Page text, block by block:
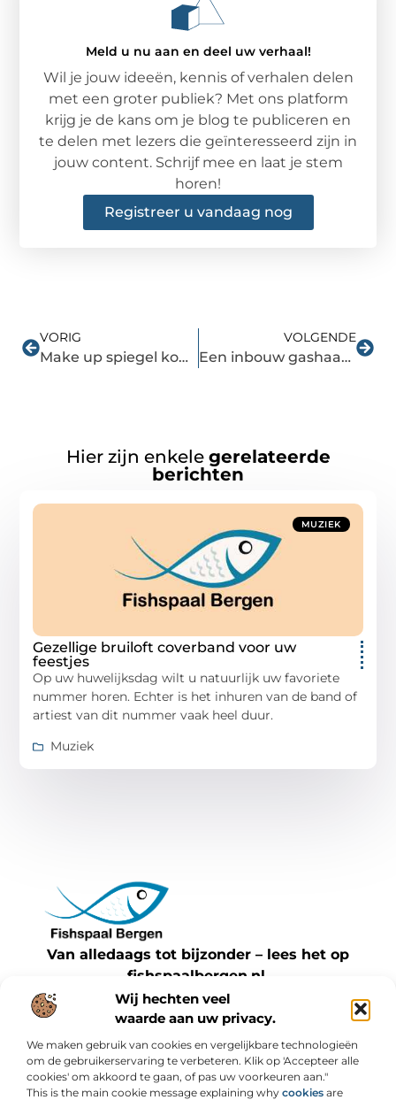
Wij hechten veel
waarde aan uw privacy.
We maken gebruik van cookies en vergelijkbare technologieën
om de gebruikerservaring te verbeteren. Klik op 'Accepteer alle
cookies' om akkoord te gaan, of pas uw voorkeuren aan."
This is the main cookie message explaining why cookies are
Meld u nu aan en deel uw verhaal!
Wil je jouw ideeën, kennis of verhalen delen
met een groter publiek? Met ons platform
krijg je de kans om je blog te publiceren en
te delen met lezers die geïnteresseerd zijn in
jouw content. Schrijf mee en laat je stem
horen!
Registreer u vandaag nog
VORIG
Make up spiegel kopen? Kijk dan hiernaar
VOLGENDE
Een inbouw gashaard of een houthaard?
Hier zijn enkele gerelateerde
berichten
MUZIEK
Gezellige bruiloft coverband voor uw
feestjes
Op uw huwelijksdag wilt u natuurlijk uw favoriete
nummer horen. Echter is het inhuren van de band of
artiest van dit nummer vaak heel duur.
Muziek
Van alledaags tot bijzonder – lees het op
fishspaalbergen.nl.
Ontdek inspirerende blogs en artikelen over
alles wat het dagelijks leven te bieden heeft.
Bericht categorie